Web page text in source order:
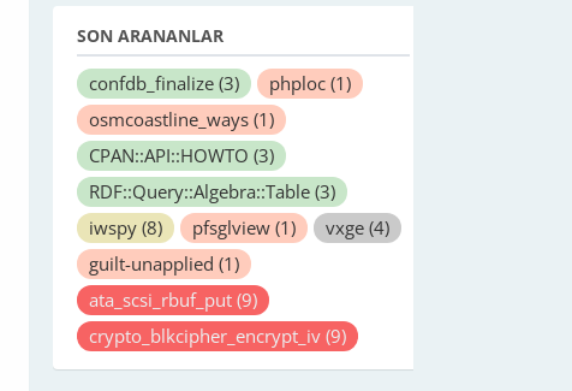
SON ARANANLAR
confdb_finalize (3) phploc (1)
osmcoastline_ways (1)
CPAN::API::HOWTO (3)
RDF::Query::Algebra::Table (3)
iwspy (8) pfsglview (1) vxge (4)
guilt-unapplied (1)
ata_scsi_rbuf_put (9)
crypto_blkcipher_encrypt_iv (9)